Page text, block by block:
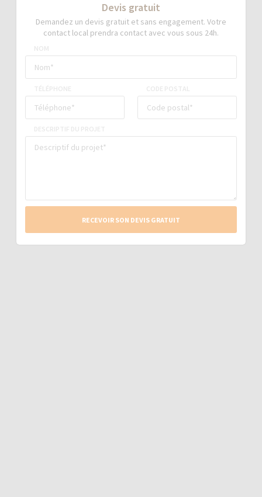
Devis gratuit
Demandez un devis gratuit et sans engagement. Votre
contact local prendra contact avec vous sous 24h.
RECEVOIR SON DEVIS GRATUIT